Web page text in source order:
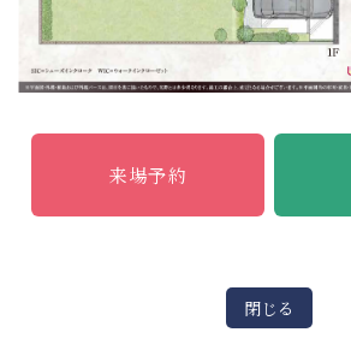
来場予約
閉じる